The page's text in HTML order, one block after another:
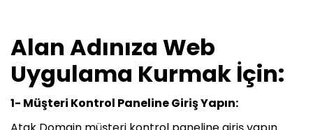
Alan Adınıza Web
Uygulama Kurmak İçin:
1- Müşteri Kontrol Paneline Giriş Yapın: